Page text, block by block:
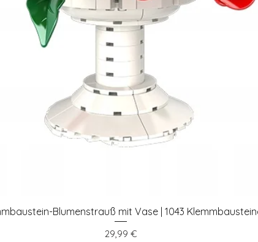
Schnellansicht
Blumenstrauß mit Vase | 1043
Preis
29,99 €